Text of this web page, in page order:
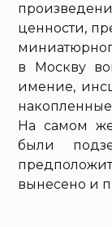
ценности,
в Москву
имение,
На самом
были
вынесено и